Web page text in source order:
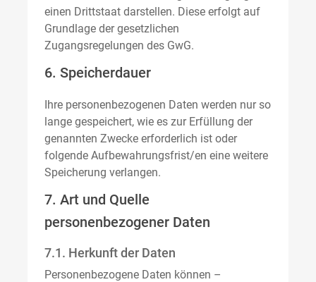
einen Drittstaat darstellen. Diese erfolgt auf
Grundlage der gesetzlichen
Zugangsregelungen des GwG.
6. Speicherdauer
Ihre personenbezogenen Daten werden nur so
lange gespeichert, wie es zur Erfüllung der
genannten Zwecke erforderlich ist oder
folgende Aufbewahrungsfrist/en eine weitere
Speicherung verlangen.
7. Art und Quelle
personenbezogener Daten
7.1. Herkunft der Daten
Personenbezogene Daten können –